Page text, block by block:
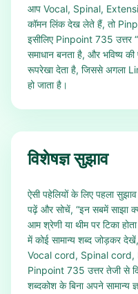
आप Vocal, Spinal,
कॉमन लिंक देख लेते हैं, तो
इसीलिए Pinpoint 735 उत्तर
समाधान बनता है, और भविष्य की
रूपरेखा देता है, जिससे अगला
हो जाता है।
विशेषज्ञ सुझाव
ऐसी पहेलियों के लिए पहला
पढ़ें और सोचें, “इन सबमें साझा
आम श्रेणी या थीम पर टिका
में कोई सामान्य शब्द जोड़कर
Vocal cord, Spinal
Pinpoint 735 उत्तर तेजी से
शब्दकोश के बिना अपने